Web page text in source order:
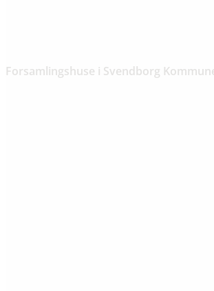
Forsamlingshuse i Svendborg